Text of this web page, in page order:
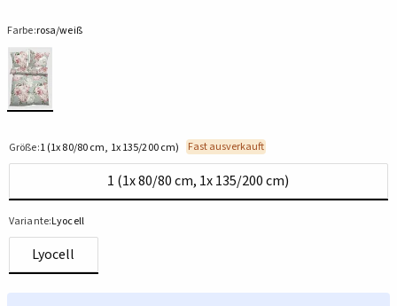
Farbe:rosa/weiß
Größe:1 (1x 80/80 cm, 1x 135/200 cm) Fast ausverkauft
1 (1x 80/80 cm, 1x 135/200 cm)
Variante:Lyocell
Lyocell